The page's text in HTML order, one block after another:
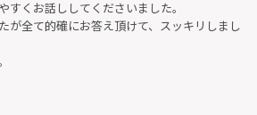
すくお話ししてくださいました。
が全て的確にお答え頂けて、スッキリしまし